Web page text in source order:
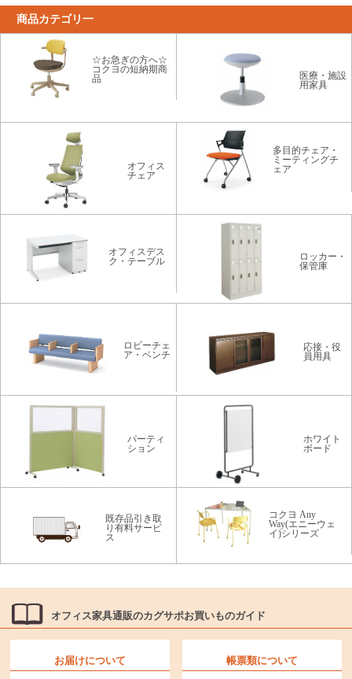
商品カテゴリ一
☆お急ぎの方へ☆
コクヨの短納期商
品
医療・施設
用家具
オフィス
チェア
多目的チェア・
ミーティングチ
ェア
オフィスデス
ク・テーブル
ロッカー・
保管庫
ロビーチェ
ア・ベンチ
応接・役
員用具
パーティ
ション
ホワイト
ボード
既存品引き取
り有料サービ
ス
コクヨ Any
Way(エニーウェ
イ)シリーズ
オフィス家具通販のカグサポお買いものガイド
お届けについて 帳票類について